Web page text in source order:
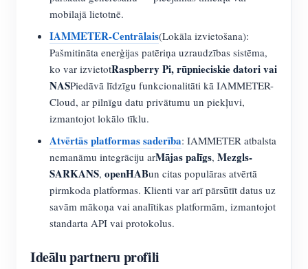
mobilajā lietotnē.
IAMMETER-Centrālais(Lokāla izvietošana):
Pašmitināta enerģijas patēriņa uzraudzības sistēma,
ko var izvietotRaspberry Pi, rūpnieciskie datori vai
NASPiedāvā līdzīgu funkcionalitāti kā IAMMETER-
Cloud, ar pilnīgu datu privātumu un piekļuvi,
izmantojot lokālo tīklu.
Atvērtās platformas saderība: IAMMETER atbalsta
nemanāmu integrāciju arMājas palīgs, Mezgls-
SARKANS, openHABun citas populāras atvērtā
pirmkoda platformas. Klienti var arī pārsūtīt datus uz
savām mākoņa vai analītikas platformām, izmantojot
standarta API vai protokolus.
Ideālu partneru profili